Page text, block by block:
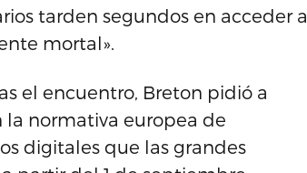
tarden segundos en acceder a
mortal».
el encuentro, Breton pidió a
normativa europea de
digitales que las grandes